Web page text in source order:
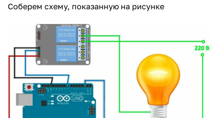
Соберем схему, показанную на рисунке